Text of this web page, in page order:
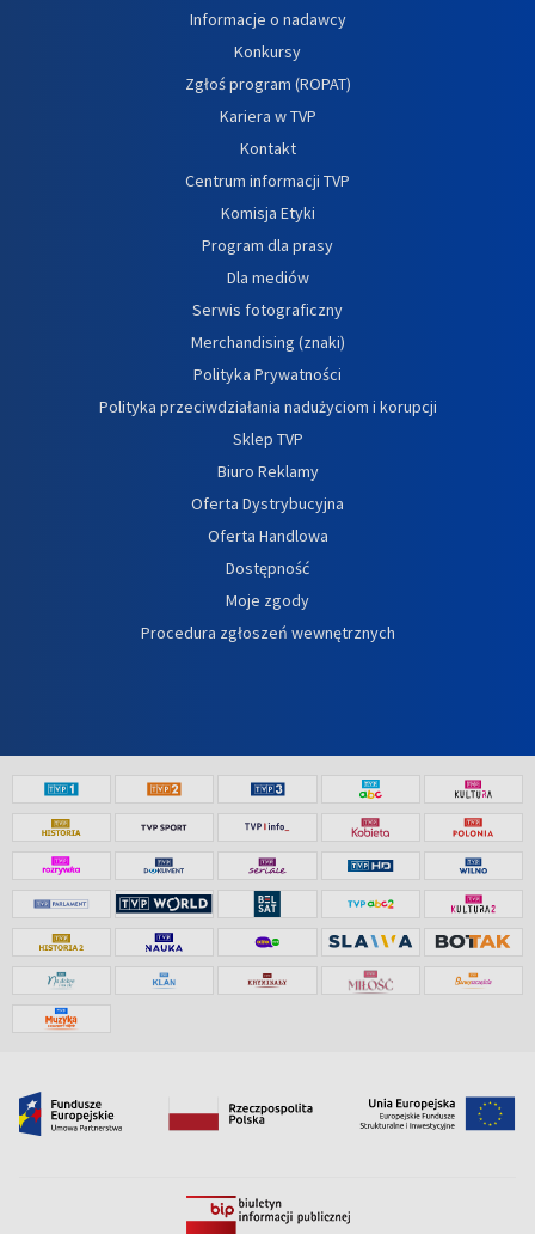
Informacje o nadawcy
Konkursy
Zgłoś program (ROPAT)
Kariera w TVP
Kontakt
Centrum informacji TVP
Komisja Etyki
Program dla prasy
Dla mediów
Serwis fotograficzny
Merchandising (znaki)
Polityka Prywatności
Polityka przeciwdziałania nadużyciom i korupcji
Sklep TVP
Biuro Reklamy
Oferta Dystrybucyjna
Oferta Handlowa
Dostępność
Moje zgody
Procedura zgłoszeń wewnętrznych